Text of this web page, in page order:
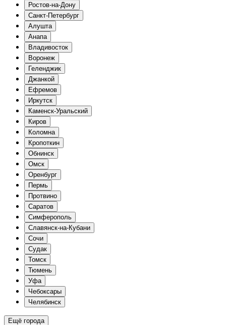
Ростов-на-Дону
Санкт-Петербург
Алушта
Анапа
Владивосток
Воронеж
Геленджик
Джанкой
Ефремов
Иркутск
Каменск-Уральский
Киров
Коломна
Кропоткин
Обнинск
Омск
Оренбург
Пермь
Протвино
Саратов
Симферополь
Славянск-на-Кубани
Сочи
Судак
Томск
Тюмень
Уфа
Чебоксары
Челябинск
Ещё города